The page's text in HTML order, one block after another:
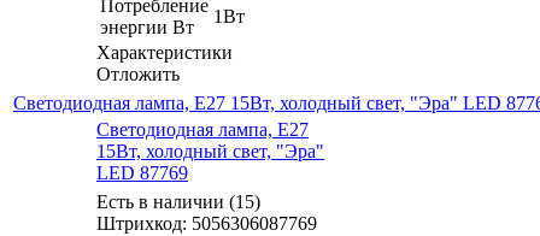
Потребление
энергии Вт
1Вт
Характеристики
Отложить
Светодиодная лампа, E27 15Вт, холодный свет, "Эра" LED
Светодиодная лампа, E27
15Вт, холодный свет, "Эра"
LED 87769
Есть в наличии (15)
Штрихкод: 5056306087769